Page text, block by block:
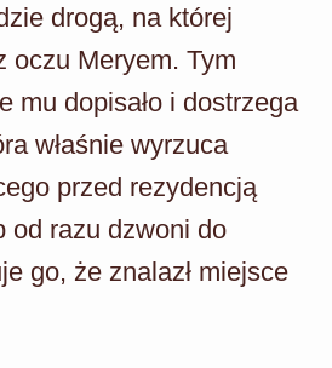
drogą, na której
oczu Meryem. Tym
mu dopisało i dostrzega
właśnie wyrzuca
przed rezydencją
od razu dzwoni do
go, że znalazł miejsce